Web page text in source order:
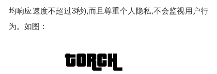
均响应速度不超过3秒),而且尊重个人隐私,不会监视用户行
为。如图：